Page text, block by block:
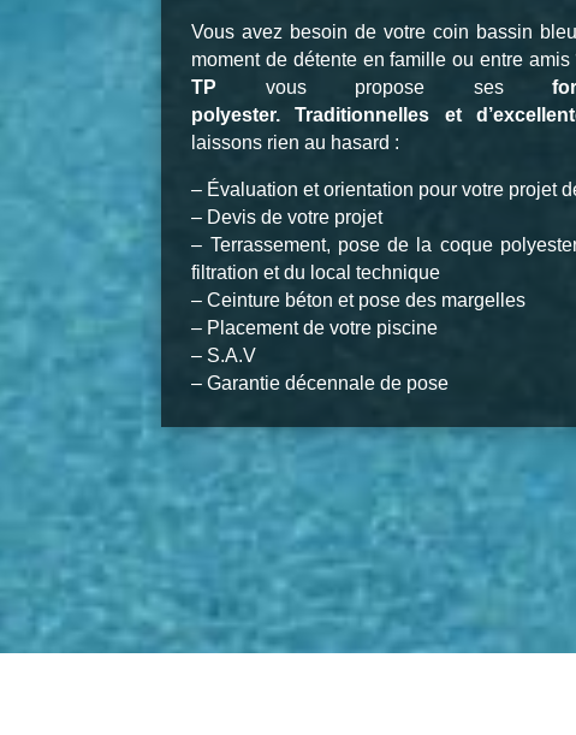
Vous avez besoin de votre coin bassin
moment de détente en famille ou entre amis
TP vous propose ses
polyester.
Traditionnelles et
laissons rien au hasard :
– Évaluation et orientation pour votre projet
– Devis de votre projet
– Terrassement, pose de la coque
filtration et du local technique
– Ceinture béton et pose des margelles
– Placement de votre piscine
– S.A.V
– Garantie décennale de pose